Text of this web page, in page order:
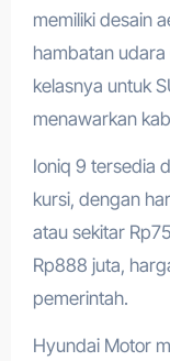
memiliki desain
hambatan
kelasnya untuk
menawarkan
Ioniq 9 tersedia
kursi, dengan
atau sekitar
Rp888 juta,
pemerintah.
Hyundai Motor